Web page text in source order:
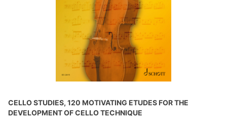
CELLO STUDIES, 120 MOTIVATING ETUDES FOR THE
DEVELOPMENT OF CELLO TECHNIQUE